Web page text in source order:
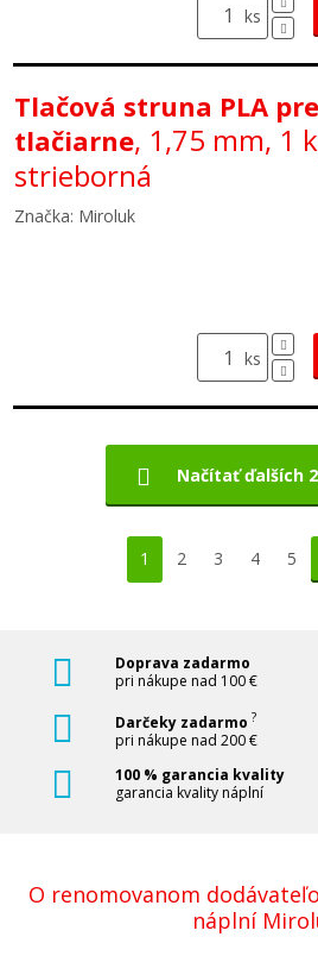
ks
Tlačová struna PLA
tlačiarne, 1,75 mm, 1
strieborná
Značka: Miroluk
ks
1 2 3 4 5
Načítať ďalších
Doprava zadarmo
pri nákupe nad 100 €
Darčeky zadarmo ?
pri nákupe nad 200 €
100 % garancia kvality
garancia kvality náplní
O renomovanom
náplní